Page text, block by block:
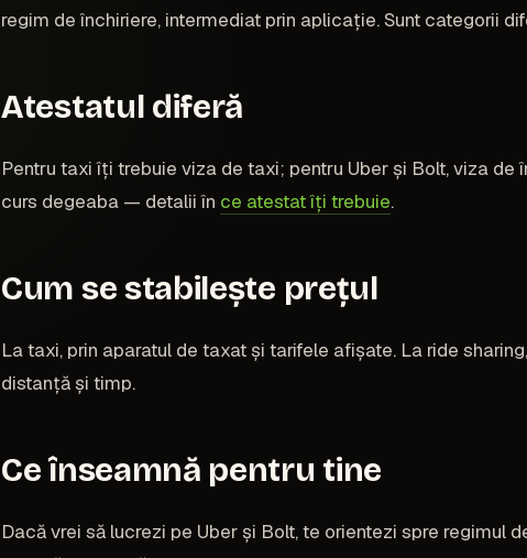
regim de închiriere, intermediat prin aplicație. Sunt categorii
Atestatul diferă
Pentru taxi îți trebuie viza de taxi; pentru Uber și Bolt, viza
curs degeaba — detalii în ce atestat îți trebuie.
Cum se stabilește prețul
La taxi, prin aparatul de taxat și tarifele afișate. La ride
distanță și timp.
Ce înseamnă pentru tine
Dacă vrei să lucrezi pe Uber și Bolt, te orientezi spre regimul